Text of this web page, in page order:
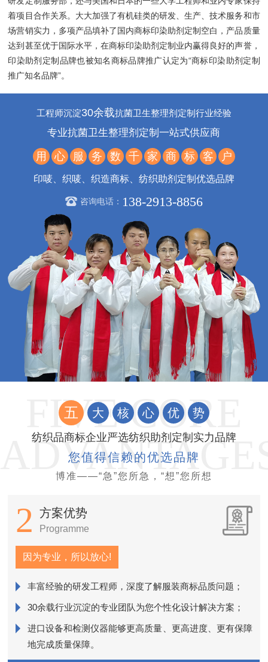
着项目合作关系。大大加强了有机硅类的研发、生产、技术服务和市
场营销实力，多项产品填补了国内商标印染助剂定制空白，产品质量
达到甚至优于国际水平，在商标印染助剂定制业内赢得良好的声誉，
印染助剂定制品牌也被知名商标品牌推广认定为“商标印染助剂定制
推广知名品牌”。
工程师沉淀30余载抗菌卫生整理剂定制行业经验
专业抗菌卫生整理剂定制一站式供应商
用 心 服 务 数 千 家 商 标 客 户
印唛、织唛、织造商标、纺织助剂定制优选品牌
咨询电话： 138-2913-8856
五 大 核 心 优 势
纺织品商标企业严选纺织助剂定制实力品牌
您值得信赖的优选品牌
博准——“急”您所急，“想”您所想
2 方案优势
Programme
因为专业，所以放心!
丰富经验的研发工程师，深度了解服装商标品质问题；
30余载行业沉淀的专业团队为您个性化设计解决方案；
进口设备和检测仪器能够更高质量、更高进度、更有保障
地完成质量保障。